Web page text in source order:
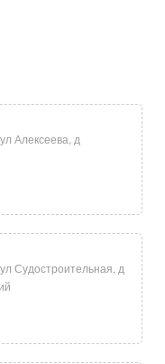
Алексеева, д
Судостроительная, д